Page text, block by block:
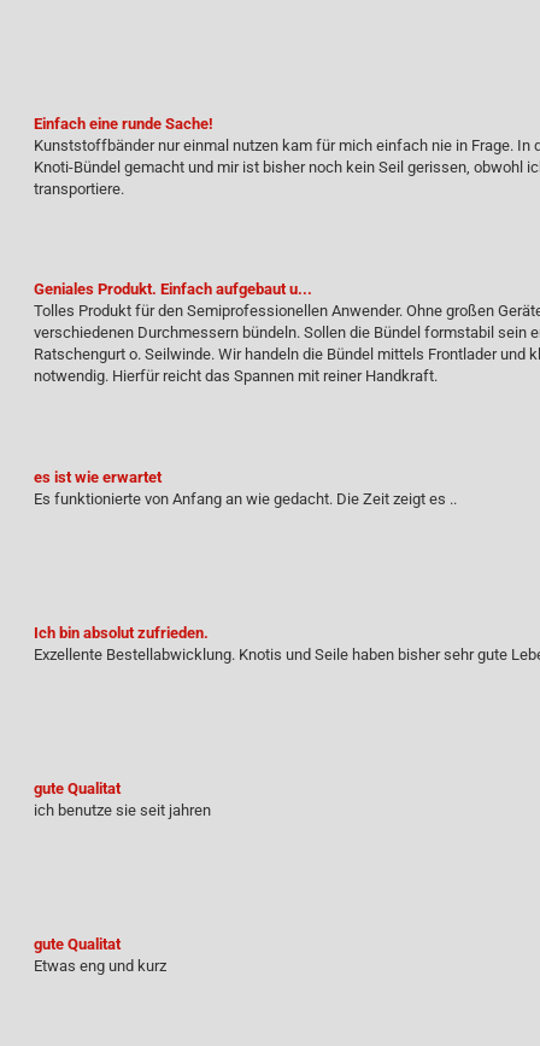
Einfach eine runde Sache!
Kunststoffbänder nur einmal nutzen kam für mich einfach nie in Frage. In
Knoti-Bündel gemacht und mir ist bisher noch kein Seil gerissen, obwohl
transportiere.
Geniales Produkt. Einfach aufgebaut u...
Tolles Produkt für den Semiprofessionellen Anwender. Ohne großen
verschiedenen Durchmessern bündeln. Sollen die Bündel formstabil sein
Ratschengurt o. Seilwinde. Wir handeln die Bündel mittels Frontlader und
notwendig. Hierfür reicht das Spannen mit reiner Handkraft.
es ist wie erwartet
Es funktionierte von Anfang an wie gedacht. Die Zeit zeigt es ..
Ich bin absolut zufrieden.
Exzellente Bestellabwicklung. Knotis und Seile haben bisher sehr gute
gute Qualitat
ich benutze sie seit jahren
gute Qualitat
Etwas eng und kurz